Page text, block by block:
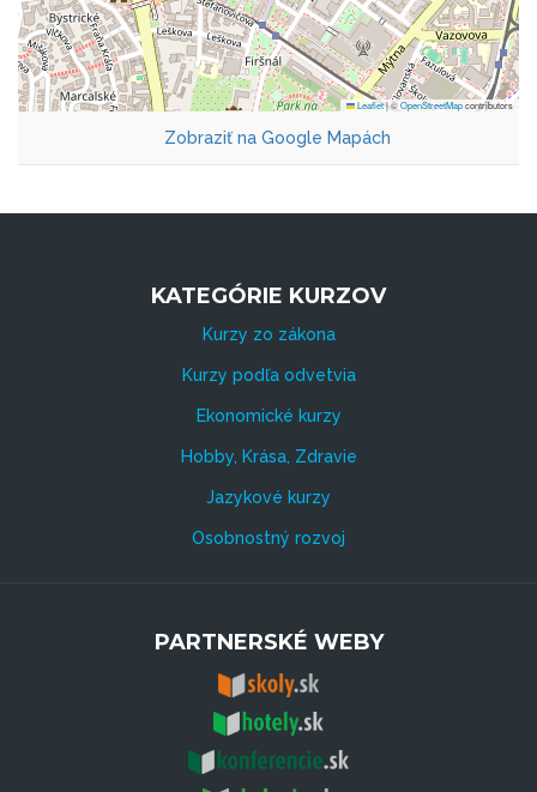
Leaflet|©OpenStreetMapcontributors
Zobraziť na Google Mapách
KATEGÓRIE KURZOV
Kurzy zo zákona
Kurzy podľa odvetvia
Ekonomické kurzy
Hobby, Krása, Zdravie
Jazykové kurzy
Osobnostný rozvoj
PARTNERSKÉ WEBY